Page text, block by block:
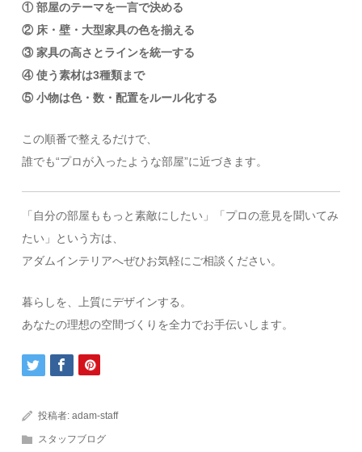
① 部屋のテーマを一言で決める
② 床・壁・大型家具の色を揃える
③ 家具の高さとラインを統一する
④ 使う素材は3種類まで
⑤ 小物は色・数・配置をルール化する
この順番で整えるだけで、
誰でも“プロが入ったような部屋”に近づきます。
「自分の部屋ももっと素敵にしたい」「プロの意見を聞いてみ
たい」という方は、
アダムインテリアへぜひお気軽にご相談ください。
暮らしを、上質にデザインする。
あなたの理想の空間づくりを全力でお手伝いします。
投稿者:adam-staff
スタッフブログ